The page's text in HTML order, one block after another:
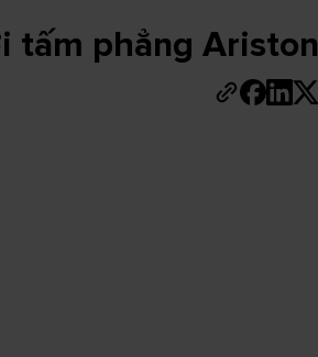
tấm phẳng Ariston